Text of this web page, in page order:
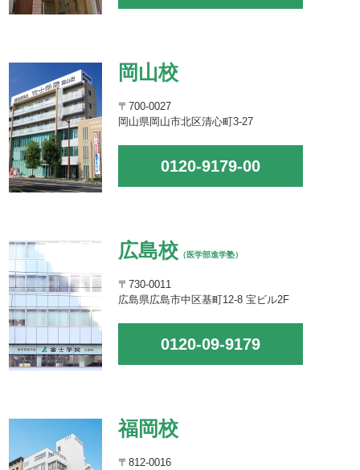
岡山校
〒700-0027
岡山県岡山市北区清心町3-27
0120-9179-00
広島校 （医学部進学塾）
〒730-0011
広島県広島市中区基町12-8 宝ビル2F
0120-09-9179
福岡校
〒812-0016